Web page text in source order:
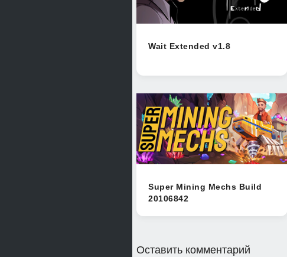
Wait Extended v1.8
Super Mining Mechs Build
20106842
Оставить комментарий